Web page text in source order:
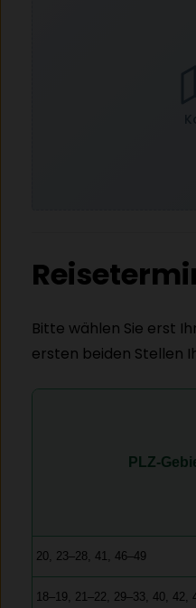
Bitte wählen Sie erst
ersten beiden Stellen
PLZ-
20, 23–28, 41, 46–49
18–19, 21–22, 29–33, 40, 42,